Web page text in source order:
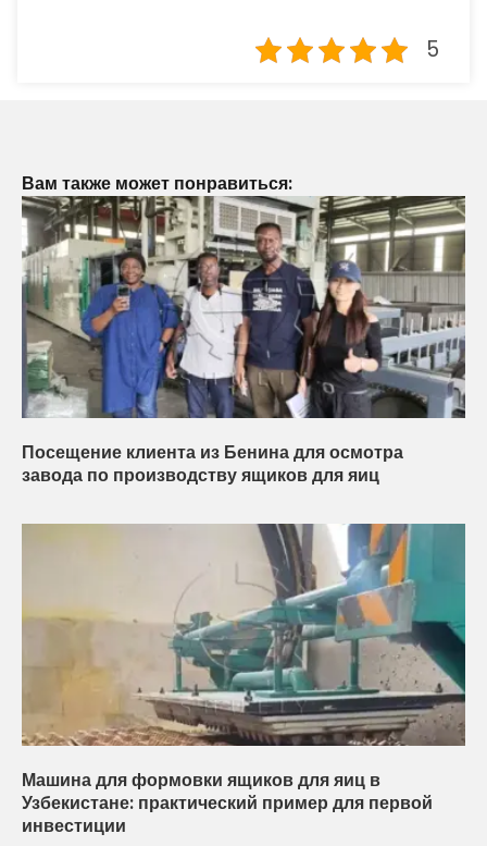
5
Вам также может понравиться:
Посещение клиента из Бенина для осмотра
завода по производству ящиков для яиц
Машина для формовки ящиков для яиц в
Узбекистане: практический пример для первой
инвестиции